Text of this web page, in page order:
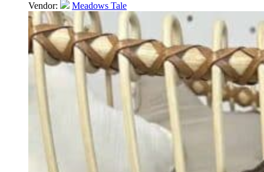
Vendor:
Meadows Tale